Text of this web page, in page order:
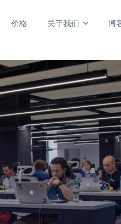
价格 关于我们 博